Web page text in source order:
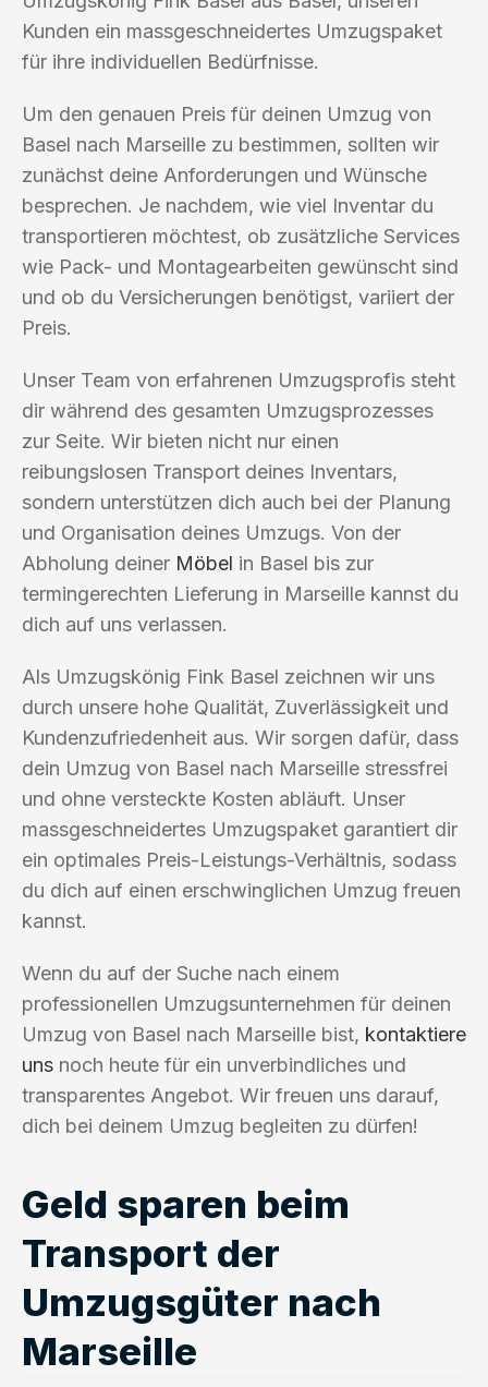
Kunden ein massgeschneidertes Umzugspaket
für ihre individuellen Bedürfnisse.
Um den genauen Preis für deinen Umzug von
Basel nach Marseille zu bestimmen, sollten wir
zunächst deine Anforderungen und Wünsche
besprechen. Je nachdem, wie viel Inventar du
transportieren möchtest, ob zusätzliche Services
wie Pack- und Montagearbeiten gewünscht sind
und ob du Versicherungen benötigst, variiert der
Preis.
Unser Team von erfahrenen Umzugsprofis steht
dir während des gesamten Umzugsprozesses
zur Seite. Wir bieten nicht nur einen
reibungslosen Transport deines Inventars,
sondern unterstützen dich auch bei der Planung
und Organisation deines Umzugs. Von der
Abholung deiner Möbel in Basel bis zur
termingerechten Lieferung in Marseille kannst du
dich auf uns verlassen.
Als Umzugskönig Fink Basel zeichnen wir uns
durch unsere hohe Qualität, Zuverlässigkeit und
Kundenzufriedenheit aus. Wir sorgen dafür, dass
dein Umzug von Basel nach Marseille stressfrei
und ohne versteckte Kosten abläuft. Unser
massgeschneidertes Umzugspaket garantiert dir
ein optimales Preis-Leistungs-Verhältnis, sodass
du dich auf einen erschwinglichen Umzug freuen
kannst.
Wenn du auf der Suche nach einem
professionellen Umzugsunternehmen für deinen
Umzug von Basel nach Marseille bist, kontaktiere
uns noch heute für ein unverbindliches und
transparentes Angebot. Wir freuen uns darauf,
dich bei deinem Umzug begleiten zu dürfen!
Geld sparen beim
Transport der
Umzugsgüter nach
Marseille